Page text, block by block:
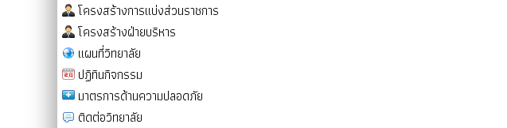
โครงสร้างการแบ่งส่วนราชการ
โครงสร้างฝ่ายบริหาร
แผนที่วิทยาลัย
ปฏิทินกิจกรรม
มาตรการด้านความปลอดภัย
ติดต่อวิทยาลัย